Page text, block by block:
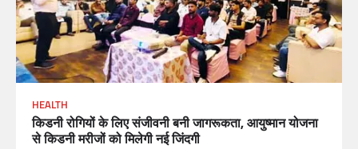
HEALTH
किडनी रोगियों के लिए संजीवनी बनी जागरूकता, आयुष्मान योजना
से किडनी मरीजों को मिलेगी नई जिंदगी